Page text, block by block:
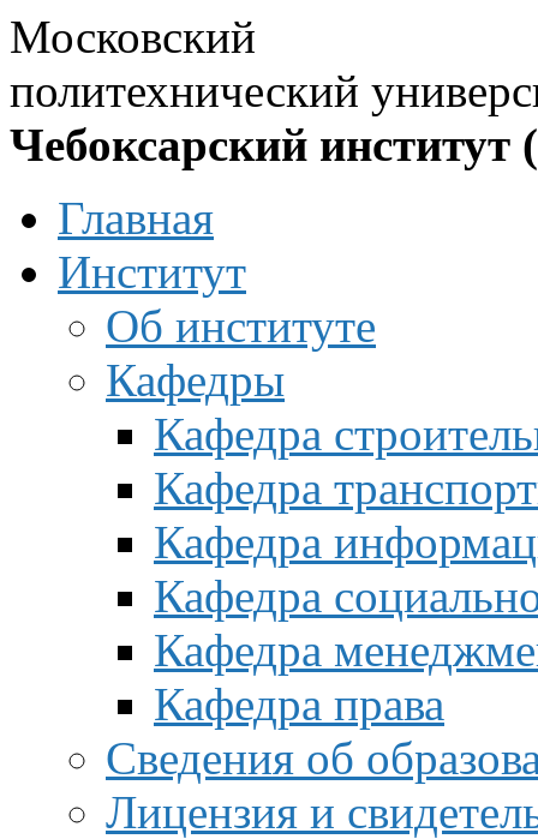
Московский
политехнический
Чебоксарский институт
Главная
Институт
Об институте
Кафедры
Кафедра
Кафедра
Кафедра
Кафедра
Кафедра
Кафедра права
Сведения об
Лицензия и